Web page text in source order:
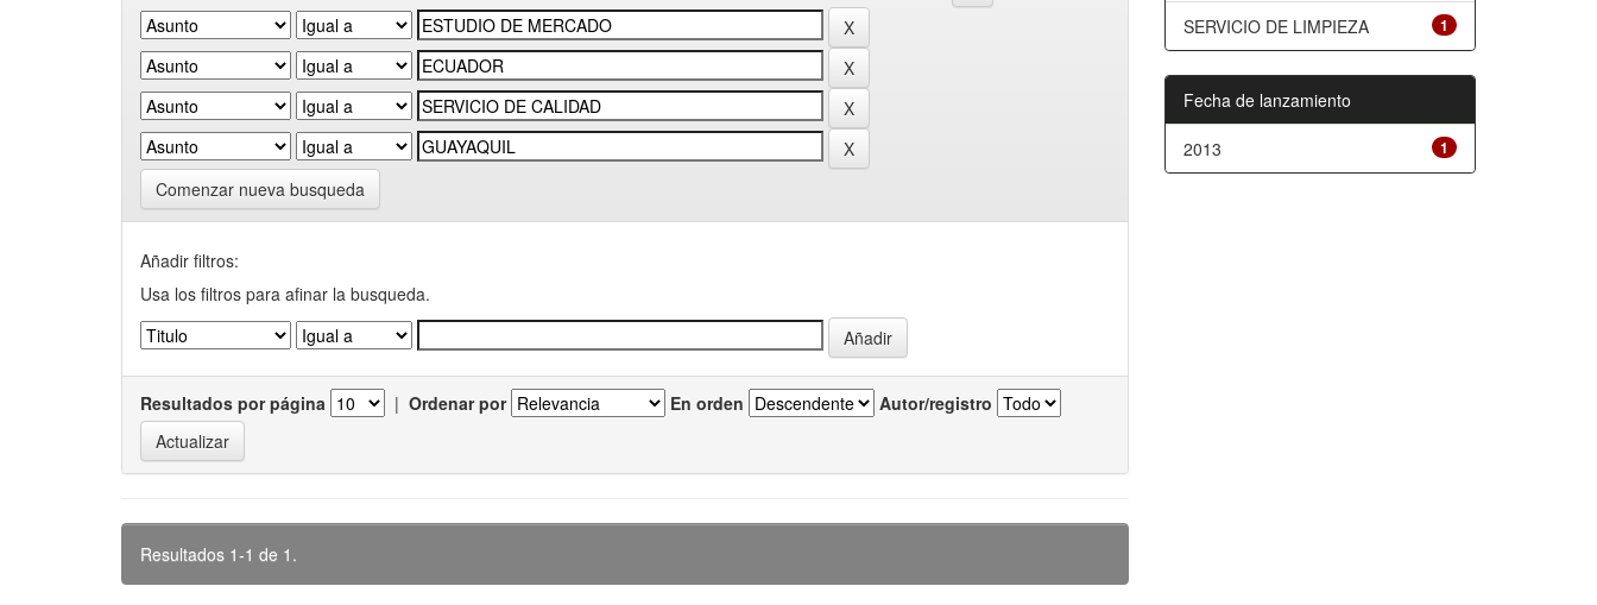
Comenzar nueva busqueda
Añadir filtros:
Usa los filtros para afinar la busqueda.
Resultados por página | Ordenar por En orden Autor/registro
Resultados 1-1 de 1.
1
SERVICIO DE LIMPIEZA
Fecha de lanzamiento
1
2013